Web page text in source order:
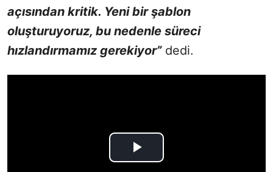
açısından kritik. Yeni bir şablon
oluşturuyoruz, bu nedenle süreci
hızlandırmamız gerekiyor”dedi.